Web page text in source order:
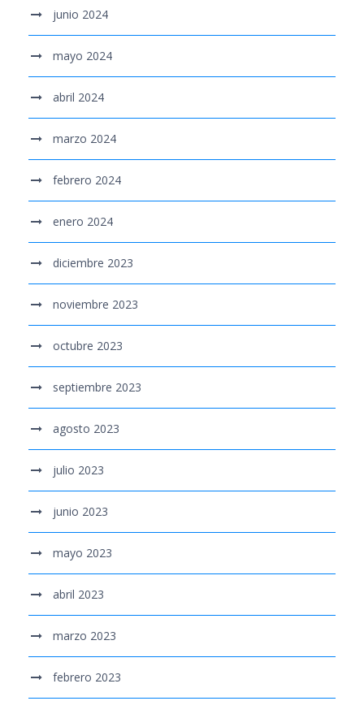
junio 2024
mayo 2024
abril 2024
marzo 2024
febrero 2024
enero 2024
diciembre 2023
noviembre 2023
octubre 2023
septiembre 2023
agosto 2023
julio 2023
junio 2023
mayo 2023
abril 2023
marzo 2023
febrero 2023